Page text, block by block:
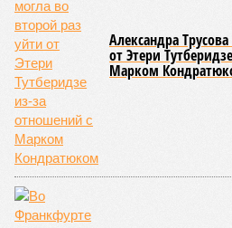
Александра
от Этери
Марком